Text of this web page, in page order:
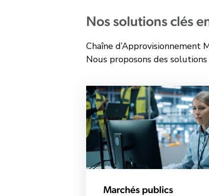
Nos solutions clés
Chaîne
Nous proposons des
Marchés publics